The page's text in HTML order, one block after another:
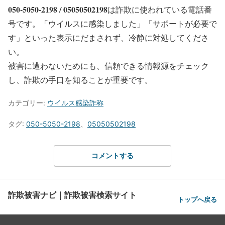
050-5050-2198 / 05050502198は詐欺に使われている電話番
号です。「ウイルスに感染しました」「サポートが必要で
す」といった表示にだまされず、冷静に対処してくださ
い。
被害に遭わないためにも、信頼できる情報源をチェック
し、詐欺の手口を知ることが重要です。
カテゴリー: ウイルス感染詐称
タグ: 050-5050-2198 05050502198
コメントする
詐欺被害ナビ｜詐欺被害検索サイト トップへ戻る